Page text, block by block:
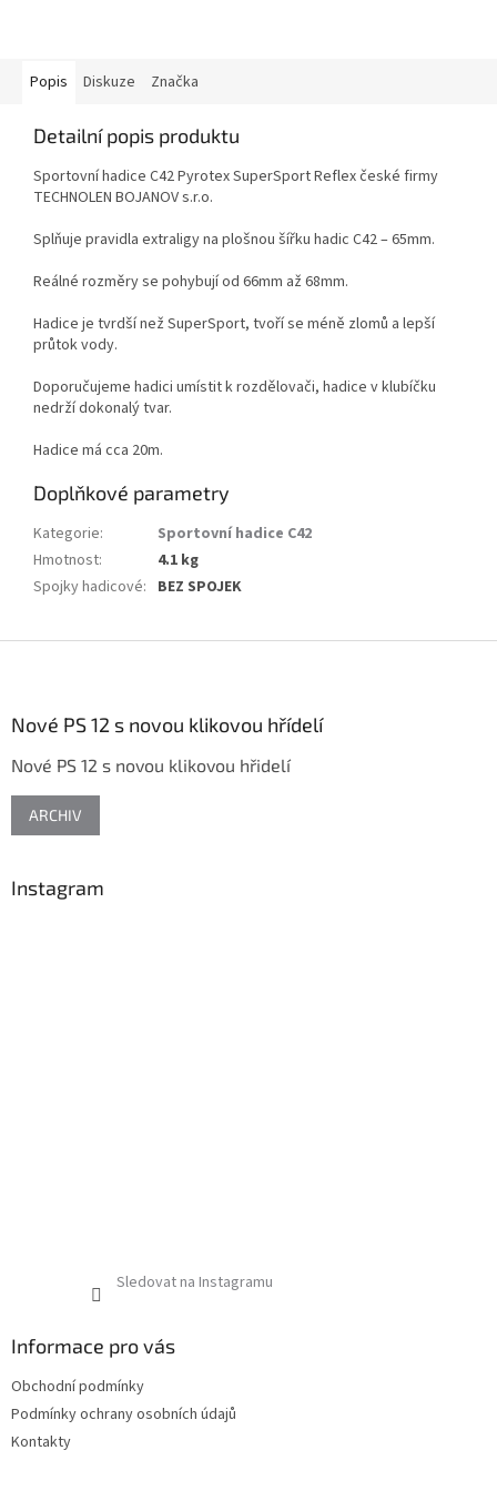
Popis Diskuze Značka
Detailní popis produktu
Sportovní hadice C42 Pyrotex SuperSport Reflex české firmy
TECHNOLEN BOJANOV s.r.o.
Splňuje pravidla extraligy na plošnou šířku hadic C42 – 65mm.
Reálné rozměry se pohybují od 66mm až 68mm.
Hadice je tvrdší než SuperSport, tvoří se méně zlomů a lepší
průtok vody.
Doporučujeme hadici umístit k rozdělovači, hadice v klubíčku
nedrží dokonalý tvar.
Hadice má cca 20m.
Doplňkové parametry
Kategorie:
Sportovní hadice C42
Hmotnost:
4.1 kg
Spojky hadicové: BEZ SPOJEK
Nové PS 12 s novou klikovou hřídelí
Nové PS 12 s novou klikovou hřidelí
ARCHIV
Instagram
Sledovat na Instagramu
Informace pro vás
Obchodní podmínky
Podmínky ochrany osobních údajů
Kontakty